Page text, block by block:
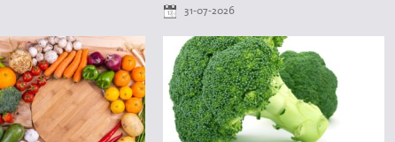
31-07-2026